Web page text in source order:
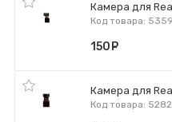
Камера для
Код товара:
150
Камера для
Код товара: